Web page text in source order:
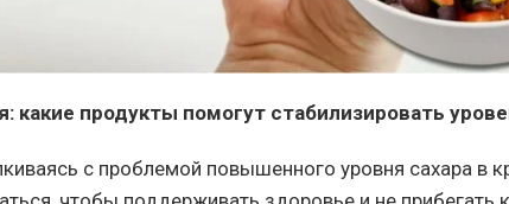
какие продукты помогут стабилизировать
с проблемой повышенного уровня сахара в